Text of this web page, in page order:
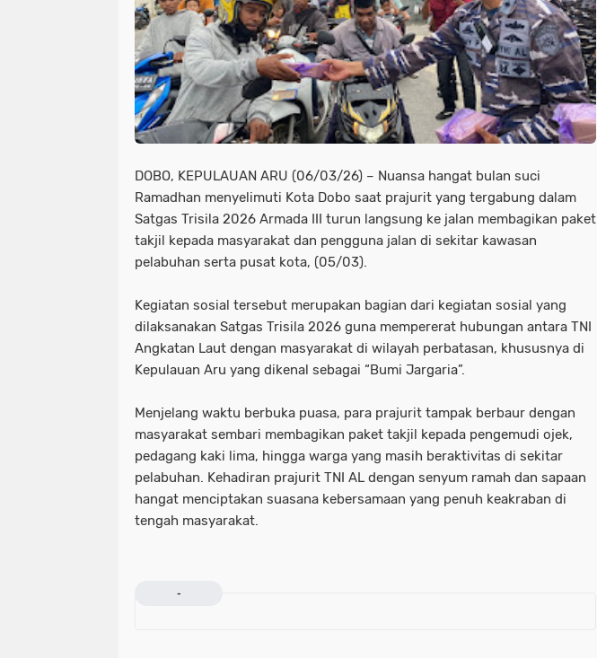
DOBO, KEPULAUAN ARU (06/03/26) – Nuansa hangat bulan suci
Ramadhan menyelimuti Kota Dobo saat prajurit yang tergabung dalam
Satgas Trisila 2026 Armada III turun langsung ke jalan membagikan paket
takjil kepada masyarakat dan pengguna jalan di sekitar kawasan
pelabuhan serta pusat kota, (05/03).
Kegiatan sosial tersebut merupakan bagian dari kegiatan sosial yang
dilaksanakan Satgas Trisila 2026 guna mempererat hubungan antara TNI
Angkatan Laut dengan masyarakat di wilayah perbatasan, khususnya di
Kepulauan Aru yang dikenal sebagai “Bumi Jargaria”.
Menjelang waktu berbuka puasa, para prajurit tampak berbaur dengan
masyarakat sembari membagikan paket takjil kepada pengemudi ojek,
pedagang kaki lima, hingga warga yang masih beraktivitas di sekitar
pelabuhan. Kehadiran prajurit TNI AL dengan senyum ramah dan sapaan
hangat menciptakan suasana kebersamaan yang penuh keakraban di
tengah masyarakat.
-